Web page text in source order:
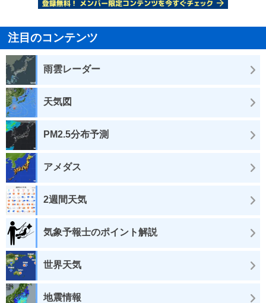
注目のコンテンツ
雨雲レーダー
天気図
PM2.5分布予測
アメダス
2週間天気
気象予報士のポイント解説
世界天気
地震情報